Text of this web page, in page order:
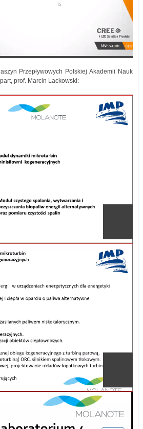
Przepływowych Polskiej Akademii Nauk
prof. Marcin Lackowski: